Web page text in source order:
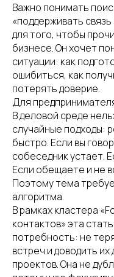
Важно понимать
«поддерживать
для того, чтобы
бизнесе. Он хочет
ситуации: как
ошибиться, как
потерять доверие.
Для
В деловой среде
случайные подходы:
быстро. Если вы
собеседник устает.
Если обещаете и не
Поэтому тема
алгоритма.
В рамках кластера
контактов» эта
потребность: не
встреч и доводить
проектов. Она не